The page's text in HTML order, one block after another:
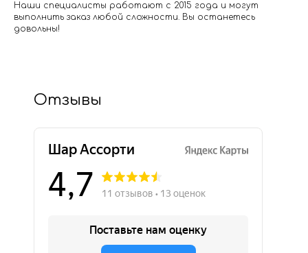
Наши специалисты работают с 2015 года и могут
выполнить заказ любой сложности. Вы останетесь
довольны!
Отзывы